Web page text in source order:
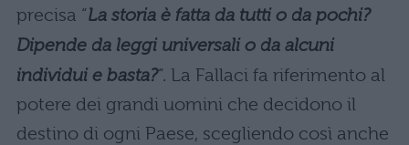
precisa “La storia è fatta da tutti o da pochi?
Dipende da leggi universali o da alcuni
individui e basta?“. La Fallaci fa riferimento al
potere dei grandi uomini che decidono il
destino di ogni Paese, scegliendo così anche